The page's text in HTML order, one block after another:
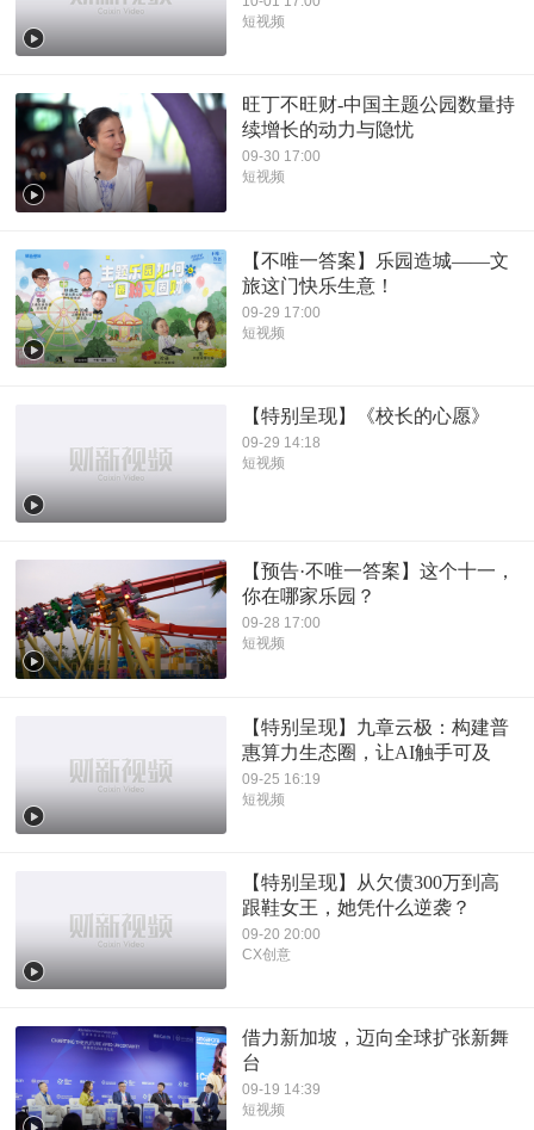
短视频
旺丁不旺财-中国主题公园数量持
续增长的动力与隐忧
09-30 17:00
短视频
【不唯一答案】乐园造城——文
旅这门快乐生意！
09-29 17:00
短视频
【特别呈现】《校长的心愿》
09-29 14:18
短视频
【预告·不唯一答案】这个十一，
你在哪家乐园？
09-28 17:00
短视频
【特别呈现】九章云极：构建普
惠算力生态圈，让AI触手可及
09-25 16:19
短视频
【特别呈现】从欠债300万到高
跟鞋女王，她凭什么逆袭？
09-20 20:00
CX创意
借力新加坡，迈向全球扩张新舞
台
09-19 14:39
短视频